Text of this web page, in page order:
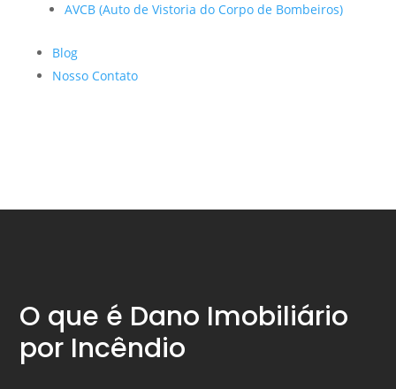
AVCB (Auto de Vistoria do Corpo de Bombeiros)
Blog
Nosso Contato
O que é Dano Imobiliário
por Incêndio